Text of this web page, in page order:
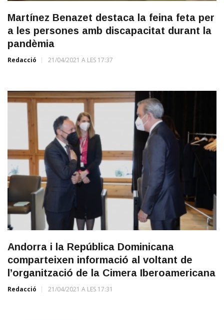
Martínez Benazet destaca la feina feta per
a les persones amb discapacitat durant la
pandèmia
Redacció 21/04/2021 A LES 17:37
Andorra i la República Dominicana
comparteixen informació al voltant de
l’organització de la Cimera Iberoamericana
Redacció 21/04/2021 A LES 17:31